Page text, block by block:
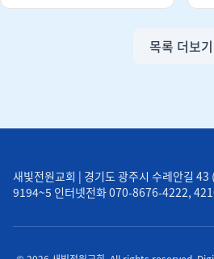
목록 더보기
새빛전원교회 | 경기도 광주시 수레안길
9194~5 인터넷전화 070-8676-4222,